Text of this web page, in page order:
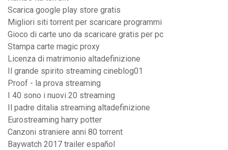
Scarica google play store gratis
Migliori siti torrent per scaricare programmi
Gioco di carte uno da scaricare gratis per pc
Stampa carte magic proxy
Licenza di matrimonio altadefinizione
Il grande spirito streaming cineblog01
Proof - la prova streaming
I 40 sono i nuovi 20 streaming
Il padre ditalia streaming altadefinizione
Eurostreaming harry potter
Canzoni straniere anni 80 torrent
Baywatch 2017 trailer español